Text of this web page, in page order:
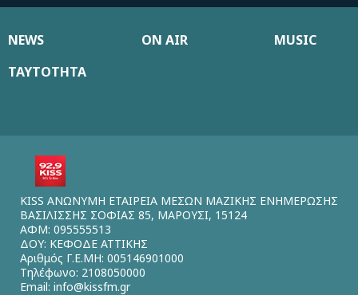
NEWS ON AIR
MUSIC
ΤΑΥΤΟΤΗΤΑ
KISS ΑΝΩΝΥΜΗ ΕΤΑΙΡΕΙΑ ΜΕΣΩΝ ΜΑΖΙΚΗΣ ΕΝΗΜΕΡΩΣΗΣ
ΒΑΣΙΛΙΣΣΗΣ ΣΟΦΙΑΣ 85, ΜΑΡΟΥΣΙ, 15124
ΑΦΜ: 095555513
ΔΟΥ: ΚΕΦΟΔΕ ΑΤΤΙΚΗΣ
Αριθμός Γ.Ε.ΜΗ: 005146901000
Τηλέφωνο: 2108050000
Email: info@kissfm.gr